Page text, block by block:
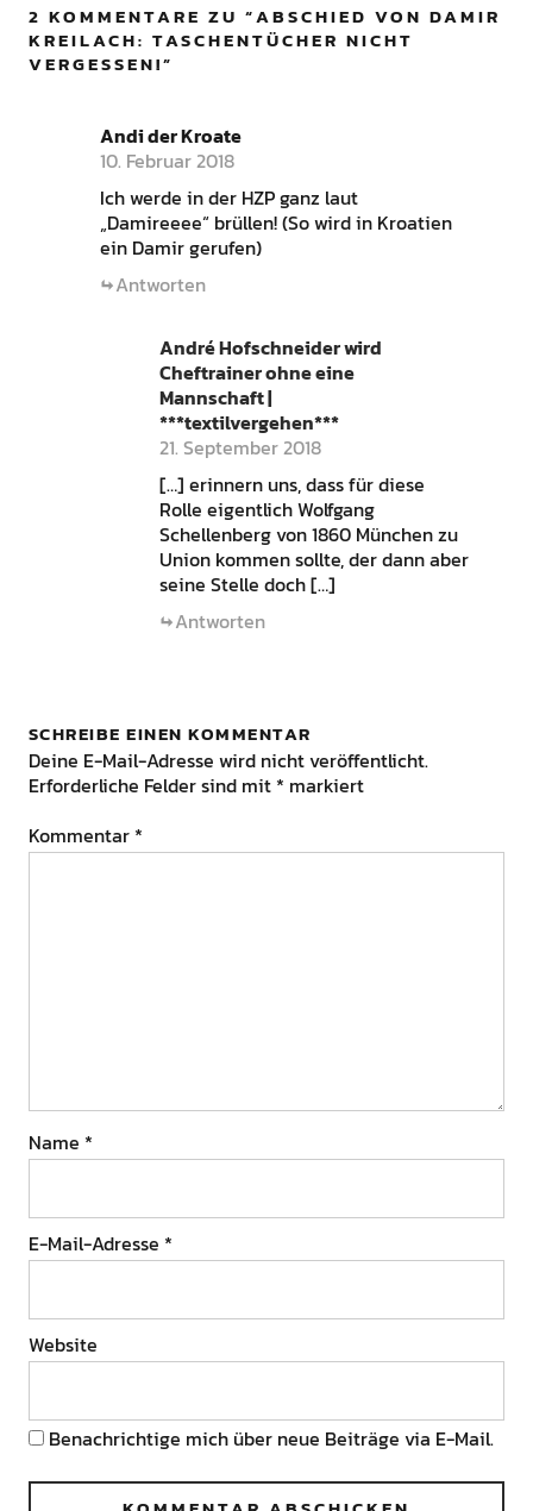
2 KOMMENTARE ZU “ABSCHIED VON DAMIR
KREILACH: TASCHENTÜCHER NICHT
VERGESSEN!”
Andi der Kroate
10. Februar 2018
Ich werde in der HZP ganz laut
„Damireeee“ brüllen! (So wird in Kroatien
ein Damir gerufen)
Antworten
André Hofschneider wird
Cheftrainer ohne eine
Mannschaft |
***textilvergehen***
21. September 2018
[…] erinnern uns, dass für diese
Rolle eigentlich Wolfgang
Schellenberg von 1860 München zu
Union kommen sollte, der dann aber
seine Stelle doch […]
Antworten
SCHREIBE EINEN KOMMENTAR
Deine E-Mail-Adresse wird nicht veröffentlicht.
Erforderliche Felder sind mit * markiert
Kommentar *
Name *
E-Mail-Adresse *
Website
Benachrichtige mich über neue Beiträge via E-Mail.